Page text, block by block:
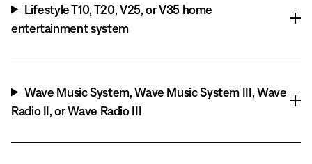
Lifestyle T10, T20, V25, or V35 home
entertainment system
Wave Music System, Wave Music System III, Wave
Radio II, or Wave Radio III